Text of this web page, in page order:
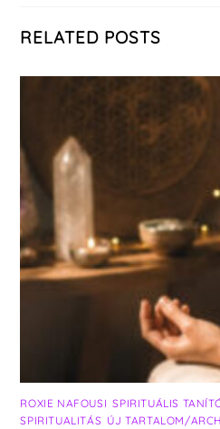
RELATED POSTS
ROXIE NAFOUSI ,SPIRITUÁLIS
SPIRITUALITÁS ÚJ TARTALOM/